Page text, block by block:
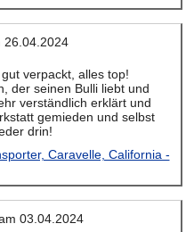
verpackt, alles top!
der seinen Bulli liebt und
verständlich erklärt und
gemieden und selbst
drin!
Caravelle, California -
03.04.2024